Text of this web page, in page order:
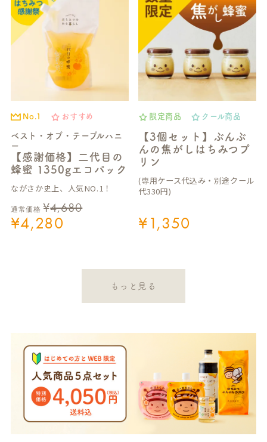
No.1 おすすめ
ベスト・オブ・テーブルハニ
ー
【感謝価格】二代目の
蜂蜜 1350gエコパック
ながさか史上、人気NO.1！
通常価格 ¥4,680
¥4,280
限定商品 クール商品
【3個セット】ぶんぶ
んの焦がしはちみつプ
リン
(専用ケース代込み・別途クール
代330円)
¥1,350
もっと見る